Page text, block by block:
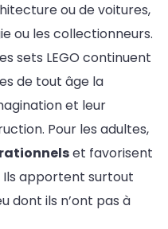
ou de voitures,
ou les collectionneurs.
sets LEGO continuent
de tout âge la
et leur
Pour les adultes,
et favorisent
Ils apportent surtout
dont ils n’ont pas à